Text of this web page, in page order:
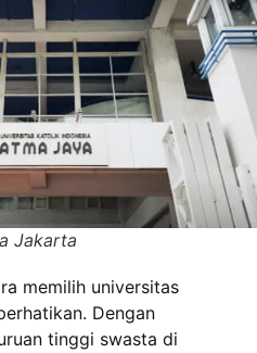
Jakarta
memilih universitas
Dengan
tinggi swasta di